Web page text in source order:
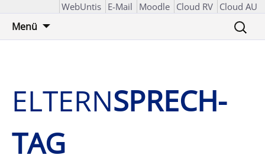
WebUntis E-Mail Moodle Cloud RV Cloud AU
Menü
Suchen
nach:
ELTERN­SPRECH­
TAG